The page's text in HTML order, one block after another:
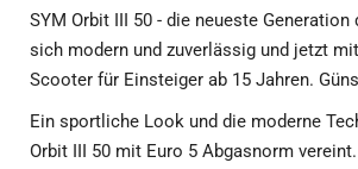
SYM Orbit III 50 - die neueste Generation
sich modern und zuverlässig und jetzt
Scooter für Einsteiger ab 15 Jahren.
Ein sportliche Look und die moderne
Orbit III 50 mit Euro 5 Abgasnorm